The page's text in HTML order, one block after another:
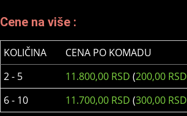
Cene na više :
KOLIČINA
CENA PO KOMADU
2 - 5
11.800,00 RSD (200,00 RSD
6 - 10
11.700,00 RSD (300,00 RSD